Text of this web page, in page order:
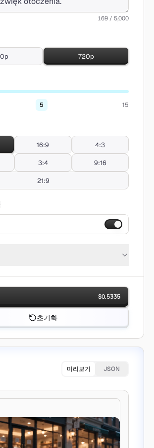
169 / 5,000
720p
5 15
16:9 4:3
3:4 9:16
21:9
$0.5335
초기화
미리보기 JSON